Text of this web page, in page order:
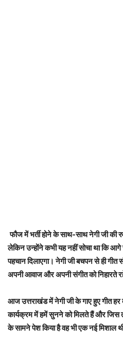
फौज में भर्ती होने के साथ-साथ नेगी जी की
लेकिन उन्होंने कभी यह नहीं सोचा था कि
पहचान दिलाएगा। नेगी जी बचपन से ही
अपनी आवाज और अपनी संगीत को निहारते
आज उत्तराखंड में नेगी जी के गाए हुए गीत हर
कार्यक्रम में हमें सुनने को मिलते हैं और जिस
के सामने पेश किया है वह भी एक नई मिशाल